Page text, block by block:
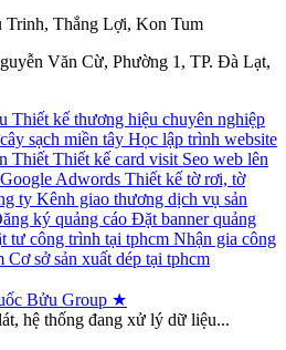
Trinh, Thắng Lợi, Kon Tum
Văn Cừ, Phường 1, TP. Đà Lạt,
Thiết kế thương hiệu chuyên nghiệp
sạch miền tây Học lập trình website
Thiết Thiết kế card visit Seo web lên
Adwords Thiết kế tờ rơi, tờ
ty Kênh giao thương dịch vụ sản
ký quảng cáo Đặt banner quảng
tư công trình tại tphcm Nhận gia công
Cơ sở sản xuất dép tại tphcm
Bửu Group ★
hệ thống đang xử lý dữ liệu...